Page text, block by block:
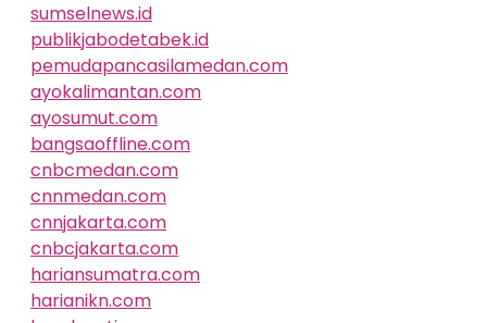
sumselnews.id
publikjabodetabek.id
pemudapancasilamedan.com
ayokalimantan.com
ayosumut.com
bangsaoffline.com
cnbcmedan.com
cnnmedan.com
cnnjakarta.com
cnbcjakarta.com
hariansumatra.com
harianikn.com